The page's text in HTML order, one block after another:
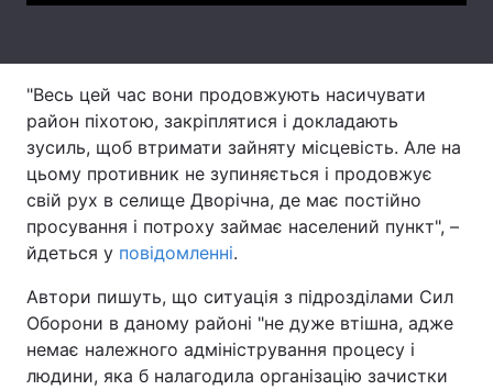
Послуги
Тема оформлення
"Весь цей час вони продовжують насичувати
район піхотою, закріплятися і докладають
зусиль, щоб втримати зайняту місцевість. Але на
цьому противник не зупиняється і продовжує
свій рух в селище Дворічна, де має постійно
просування і потроху займає населений пункт", –
йдеться у повідомленні.
Автори пишуть, що ситуація з підрозділами Сил
Оборони в даному районі "не дуже втішна, адже
немає належного адміністрування процесу і
людини, яка б налагодила організацію зачистки